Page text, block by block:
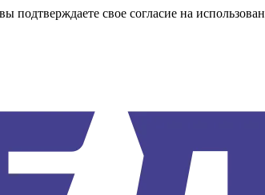
свое согласие на